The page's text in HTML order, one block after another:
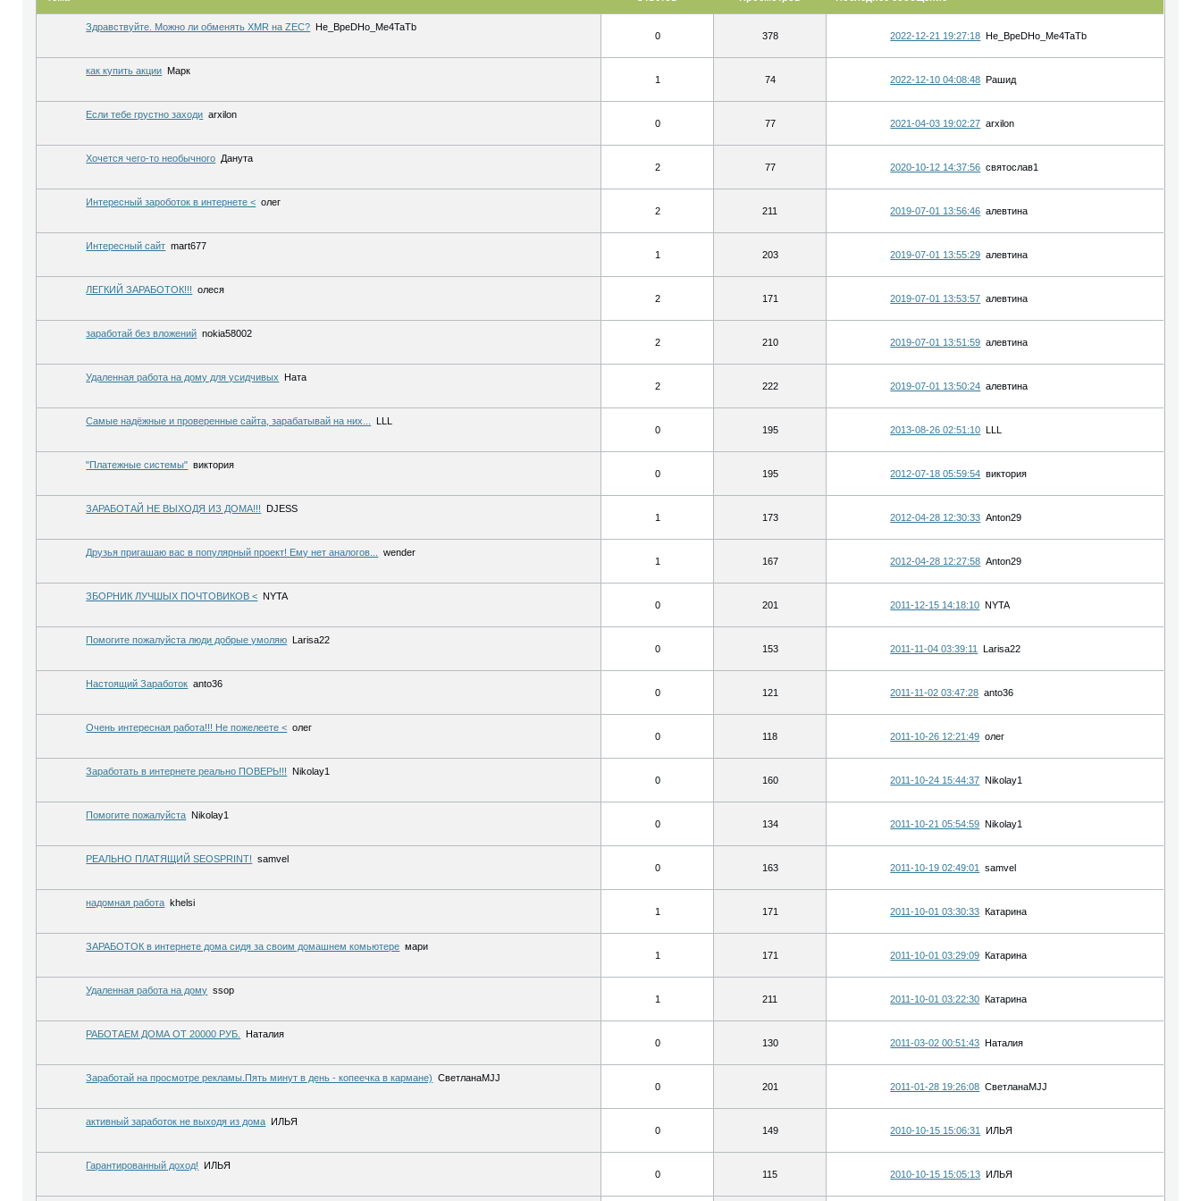
Здравствуйте. Можно ли обменять XMR на ZEC?
He_BpeDHo_Me4TaTb
0
378 2022-12-21 19:27:18 He_BpeDHo_Me4TaTb
как купить акции Марк
1
74 2022-12-10 04:08:48 Рашид
Если тебе грустно заходи arxilon
0
77 2021-04-03 19:02:27 arxilon
Хочется чего-то необычного Данута
2
77 2020-10-12 14:37:56 святослав1
Интересный зароботок в интернете < олег
2
211 2019-07-01 13:56:46 алевтина
Интересный сайт mart677
1
203 2019-07-01 13:55:29 алевтина
ЛЕГКИЙ ЗАРАБОТОК!!!
олеся
2
171 2019-07-01 13:53:57 алевтина
заработай без вложений nokia58002
2
210 2019-07-01 13:51:59 алевтина
Удаленная работа на дому для усидчивых
Ната
2
222 2019-07-01 13:50:24 алевтина
Самые надёжные и проверенные сайта, зарабатывай на них...
0
195 2013-08-26 02:51:10
"Платежные системы" виктория
0
195 2012-07-18 05:59:54 виктория
ЗАРАБОТАЙ НЕ ВЫХОДЯ ИЗ ДОМА!!!
DJESS
1
173 2012-04-28 12:30:33 Anton29
Друзья пригашаю вас в популярный проект! Ему нет аналогов...
wender
1
167 2012-04-28 12:27:58 Anton29
ЗБОРНИК ЛУЧШЫХ ПОЧТОВИКОВ < NYTA
0
201 2011-12-15 14:18:10 NYTA
Помогите пожалуйста люди добрые умоляю
Larisa22
0
153 2011-11-04 03:39:11 Larisa22
Настоящий Заработок anto36
0
121 2011-11-02 03:47:28 anto36
Очень интересная работа!!! Не пожелеете < олег
0
118 2011-10-26 12:21:49 олег
Заработать в интернете реально ПОВЕРЬ!!!
Nikolay1
0
160 2011-10-24 15:44:37 Nikolay1
Помогите пожалуйста Nikolay1
0
134 2011-10-21 05:54:59 Nikolay1
РЕАЛЬНО ПЛАТЯЩИЙ SEOSPRINT!
samvel
0
163 2011-10-19 02:49:01 samvel
надомная работа khelsi
1
171 2011-10-01 03:30:33 Катарина
ЗАРАБОТОК в интернете дома сидя за своим домашнем комьютере мари
1
171 2011-10-01 03:29:09 Катарина
Удаленная работа на дому ssop
1
211 2011-10-01 03:22:30 Катарина
РАБОТАЕМ ДОМА ОТ 20000 РУБ.
Наталия
0
130 2011-03-02 00:51:43 Наталия
Заработай на просмотре рекламы.Пять минут в день - копеечка в кармане)
СветланаMJJ
0
201 2011-01-28 19:26:08 СветланаMJJ
активный заработок не выходя из дома
ИЛЬЯ
0
149 2010-10-15 15:06:31 ИЛЬЯ
Гарантированный доход!
ИЛЬЯ
0
115 2010-10-15 15:05:13 ИЛЬЯ